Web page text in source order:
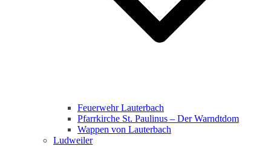
Feuerwehr Lauterbach
Pfarrkirche St. Paulinus – Der Warndtdom
Wappen von Lauterbach
Ludweiler